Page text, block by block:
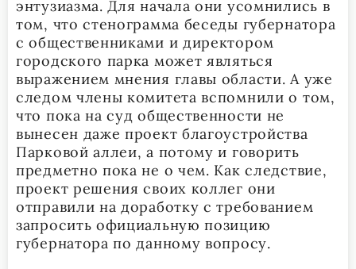
энтузиазма. Для начала они усомнились в
том, что стенограмма беседы губернатора
с общественниками и директором
городского парка может являться
выражением мнения главы области. А уже
следом члены комитета вспомнили о том,
что пока на суд общественности не
вынесен даже проект благоустройства
Парковой аллеи, а потому и говорить
предметно пока не о чем. Как следствие,
проект решения своих коллег они
отправили на доработку с требованием
запросить официальную позицию
губернатора по данному вопросу.